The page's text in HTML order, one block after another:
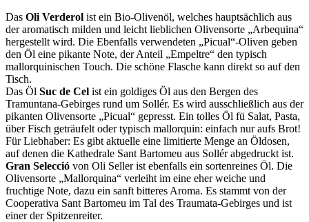
Das Oli Verderol ist ein Bio-Olivenöl, welches hauptsächlich aus
der aromatisch milden und leicht lieblichen Olivensorte „Arbequina“
hergestellt wird. Die Ebenfalls verwendeten „Picual“-Oliven geben
den Öl eine pikante Note, der Anteil „Empeltre“ den typisch
mallorquinischen Touch. Die schöne Flasche kann direkt so auf den
Tisch.
Das Öl Suc de Cel ist ein goldiges Öl aus den Bergen des
Tramuntana-Gebirges rund um Sollér. Es wird ausschließlich aus der
pikanten Olivensorte „Picual“ gepresst. Ein tolles Öl fü Salat, Pasta,
über Fisch geträufelt oder typisch mallorquin: einfach nur aufs Brot!
Für Liebhaber: Es gibt aktuelle eine limitierte Menge an Öldosen,
auf denen die Kathedrale Sant Bartomeu aus Sollér abgedruckt ist.
Gran Selecció von Oli Seller ist ebenfalls ein sortenreines Öl. Die
Olivensorte „Mallorquina“ verleiht im eine eher weiche und
fruchtige Note, dazu ein sanft bitteres Aroma. Es stammt von der
Cooperativa Sant Bartomeu im Tal des Traumata-Gebirges und ist
einer der Spitzenreiter.